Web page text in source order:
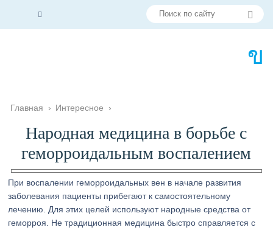
Главная › Интересное ›
Народная медицина в борьбе с
геморроидальным воспалением
При воспалении геморроидальных вен в начале развития
заболевания пациенты прибегают к самостоятельному
лечению. Для этих целей используют народные средства от
геморроя. Не традиционная медицина быстро справляется с